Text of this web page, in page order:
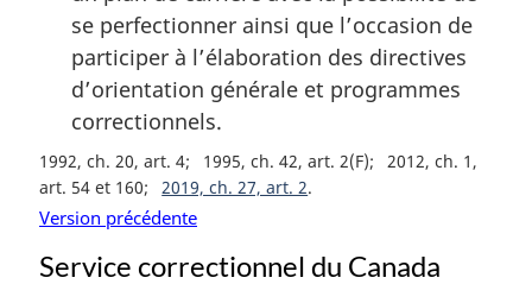
se perfectionner ainsi que l’occasion de
participer à l’élaboration des directives
d’orientation générale et programmes
correctionnels.
1992, ch. 20, art. 4 1995, ch. 42, art. 2(F)
2012, ch. 1,
art. 54 et 160
2019, ch. 27, art. 2
Version précédente
Service correctionnel du Canada